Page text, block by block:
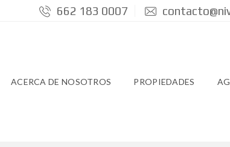
662 183 0007
ACERCA DE NOSOTROS PROPIEDADES